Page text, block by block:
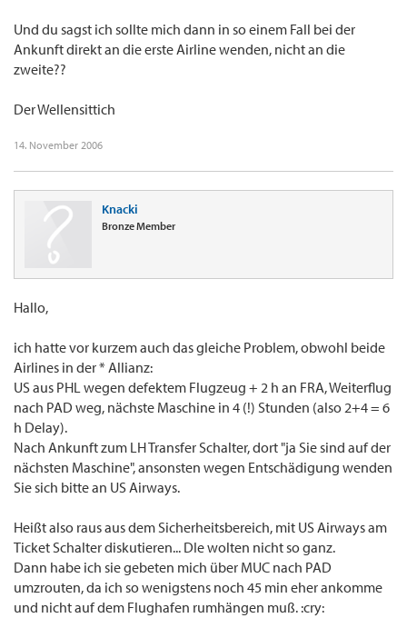
Und du sagst ich sollte mich dann in so einem Fall bei der
Ankunft direkt an die erste Airline wenden, nicht an die
zweite??
Der Wellensittich
14. November 2006
Knacki
Bronze Member
Hallo,
ich hatte vor kurzem auch das gleiche Problem, obwohl beide
Airlines in der * Allianz:
US aus PHL wegen defektem Flugzeug + 2 h an FRA, Weiterflug
nach PAD weg, nächste Maschine in 4 (!) Stunden (also 2+4 = 6
h Delay).
Nach Ankunft zum LH Transfer Schalter, dort "ja Sie sind auf der
nächsten Maschine", ansonsten wegen Entschädigung wenden
Sie sich bitte an US Airways.
Heißt also raus aus dem Sicherheitsbereich, mit US Airways am
Ticket Schalter diskutieren... DIe wolten nicht so ganz.
Dann habe ich sie gebeten mich über MUC nach PAD
umzrouten, da ich so wenigstens noch 45 min eher ankomme
und nicht auf dem Flughafen rumhängen muß. :cry: